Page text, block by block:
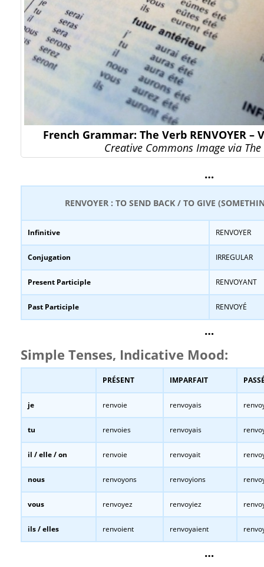
French Grammar: The Verb RENVOYER
Creative Commons Image via The
…
RENVOYER : TO SEND BACK / TO GIVE
Infinitive RENVOYER
Conjugation IRREGULAR
Present Participle RENVOYANT
Past Participle RENVOYÉ
…
Simple Tenses, Indicative Mood:
PRÉSENT IMPARFAIT
je renvoie renvoyais
tu renvoies renvoyais
il / elle / on renvoie renvoyait
nous renvoyons renvoyions
vous renvoyez renvoyiez
ils / elles renvoient renvoyaient
…